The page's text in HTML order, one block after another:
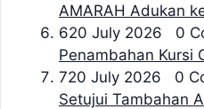
AMARAH Adukan
620 July 2026 0
Penambahan Kursi
720 July 2026 0
Setujui Tambahan